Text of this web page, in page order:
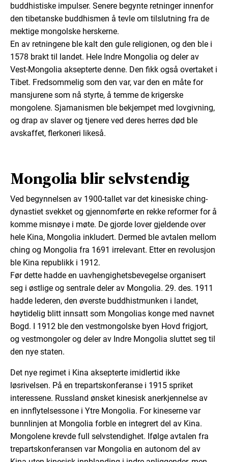
buddhistiske impulser. Senere begynte retninger innenfor
den tibetanske buddhismen å tevle om tilslutning fra de
mektige mongolske herskerne.
En av retningene ble kalt den gule religionen, og den ble i
1578 brakt til landet. Hele Indre Mongolia og deler av
Vest-Mongolia aksepterte denne. Den fikk også overtaket i
Tibet. Fredsommelig som den var, var den en måte for
mansjurene som nå styrte, å temme de krigerske
mongolene. Sjamanismen ble bekjempet med lovgivning,
og drap av slaver og tjenere ved deres herres død ble
avskaffet, flerkoneri likeså.
Mongolia blir selvstendig
Ved begynnelsen av 1900-tallet var det kinesiske ching-
dynastiet svekket og gjennomførte en rekke reformer for å
komme misnøye i møte. De gjorde lover gjeldende over
hele Kina, Mongolia inkludert. Dermed ble avtalen mellom
ching og Mongolia fra 1691 irrelevant. Etter en revolusjon
ble Kina republikk i 1912.
Før dette hadde en uavhengighetsbevegelse organisert
seg i østlige og sentrale deler av Mongolia. 29. des. 1911
hadde lederen, den øverste buddhistmunken i landet,
høytidelig blitt innsatt som Mongolias konge med navnet
Bogd. I 1912 ble den vestmongolske byen Hovd frigjort,
og vestmongoler og deler av Indre Mongolia sluttet seg til
den nye staten.
Det nye regimet i Kina aksepterte imidlertid ikke
løsrivelsen. På en trepartskonferanse i 1915 spriket
interessene. Russland ønsket kinesisk anerkjennelse av
en innflytelsessone i Ytre Mongolia. For kineserne var
bunnlinjen at Mongolia forble en integrert del av Kina.
Mongolene krevde full selvstendighet. Ifølge avtalen fra
trepartskonferansen var Mongolia en autonom del av